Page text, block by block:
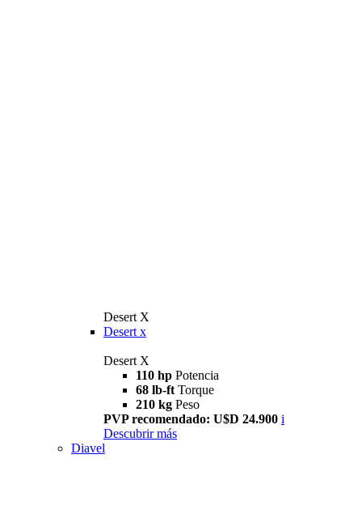
Desert X
Desert x
Desert X
110 hp Potencia
68 lb-ft Torque
210 kg Peso
PVP recomendado: U$D 24.900 i
Descubrir más
Diavel